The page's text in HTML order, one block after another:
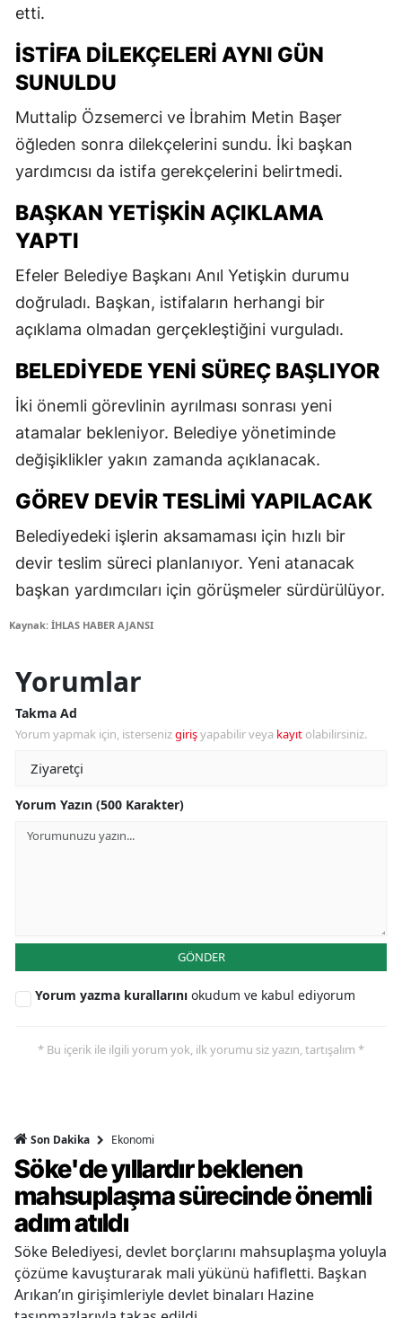
etti.
İSTIFA DILEKÇELERI AYNI GÜN
SUNULDU
Muttalip Özsemerci ve İbrahim Metin Başer
öğleden sonra dilekçelerini sundu. İki başkan
yardımcısı da istifa gerekçelerini belirtmedi.
BAŞKAN YETIŞKIN AÇIKLAMA
YAPTI
Efeler Belediye Başkanı Anıl Yetişkin durumu
doğruladı. Başkan, istifaların herhangi bir
açıklama olmadan gerçekleştiğini vurguladı.
BELEDIYEDE YENI SÜREÇ BAŞLIYOR
İki önemli görevlinin ayrılması sonrası yeni
atamalar bekleniyor. Belediye yönetiminde
değişiklikler yakın zamanda açıklanacak.
GÖREV DEVIR TESLIMI YAPILACAK
Belediyedeki işlerin aksamaması için hızlı bir
devir teslim süreci planlanıyor. Yeni atanacak
başkan yardımcıları için görüşmeler sürdürülüyor.
Kaynak: İHLAS HABER AJANSI
Yorumlar
Takma Ad
Yorum yapmak için, istersenizgirişyapabilir veya kayıt olabilirsiniz.
Yorum Yazın (500 Karakter)
GÖNDER
Yorum yazma kurallarını okudum ve kabul ediyorum
* Bu içerik ile ilgili yorum yok, ilk yorumu siz yazın, tartışalım *
Son Dakika Ekonomi
Söke'de yıllardır beklenen
mahsuplaşma sürecinde önemli
adım atıldı
Söke Belediyesi, devlet borçlarını mahsuplaşma yoluyla
çözüme kavuşturarak mali yükünü hafifletti. Başkan
Arıkan’ın girişimleriyle devlet binaları Hazine